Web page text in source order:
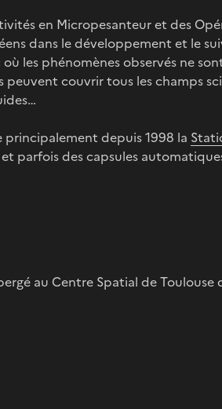
en Micropesanteur et des
dans le développement et le
les phénomènes observés ne
peuvent couvrir tous les champs
principalement depuis 1998 la
et parfois des capsules
au Centre Spatial de Toulouse